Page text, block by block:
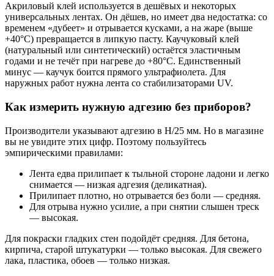
Акриловый клей используется в дешёвых и некоторых
универсальных лентах. Он дёшев, но имеет два недостатка: со
временем «дубеет» и отрывается кусками, а на жаре (выше
+40°C) превращается в липкую пасту. Каучуковый клей
(натуральный или синтетический) остаётся эластичным
годами и не течёт при нагреве до +80°C. Единственный
минус — каучук боится прямого ультрафиолета. Для
наружных работ нужна лента со стабилизаторами UV.
Как измерить нужную адгезию без приборов?
Производители указывают адгезию в Н/25 мм. Но в магазине
вы не увидите этих цифр. Поэтому пользуйтесь
эмпирическими правилами:
Лента едва прилипает к тыльной стороне ладони и легко
снимается — низкая адгезия (деликатная).
Прилипает плотно, но отрывается без боли — средняя.
Для отрыва нужно усилие, а при снятии слышен треск
— высокая.
Для покраски гладких стен подойдёт средняя. Для бетона,
кирпича, старой штукатурки — только высокая. Для свежего
лака, пластика, обоев — только низкая.